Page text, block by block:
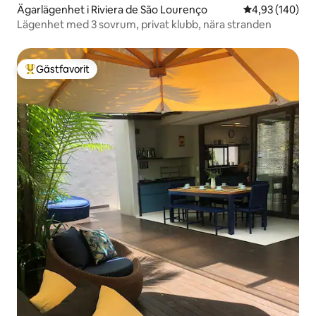
Ägarlägenhet i Riviera de São Lourenço 4,93 av 5 i
4,93 (140)
Lägenhet med 3 sovrum, privat klubb, nära stranden
Populär gästfavorit
Gästfavorit